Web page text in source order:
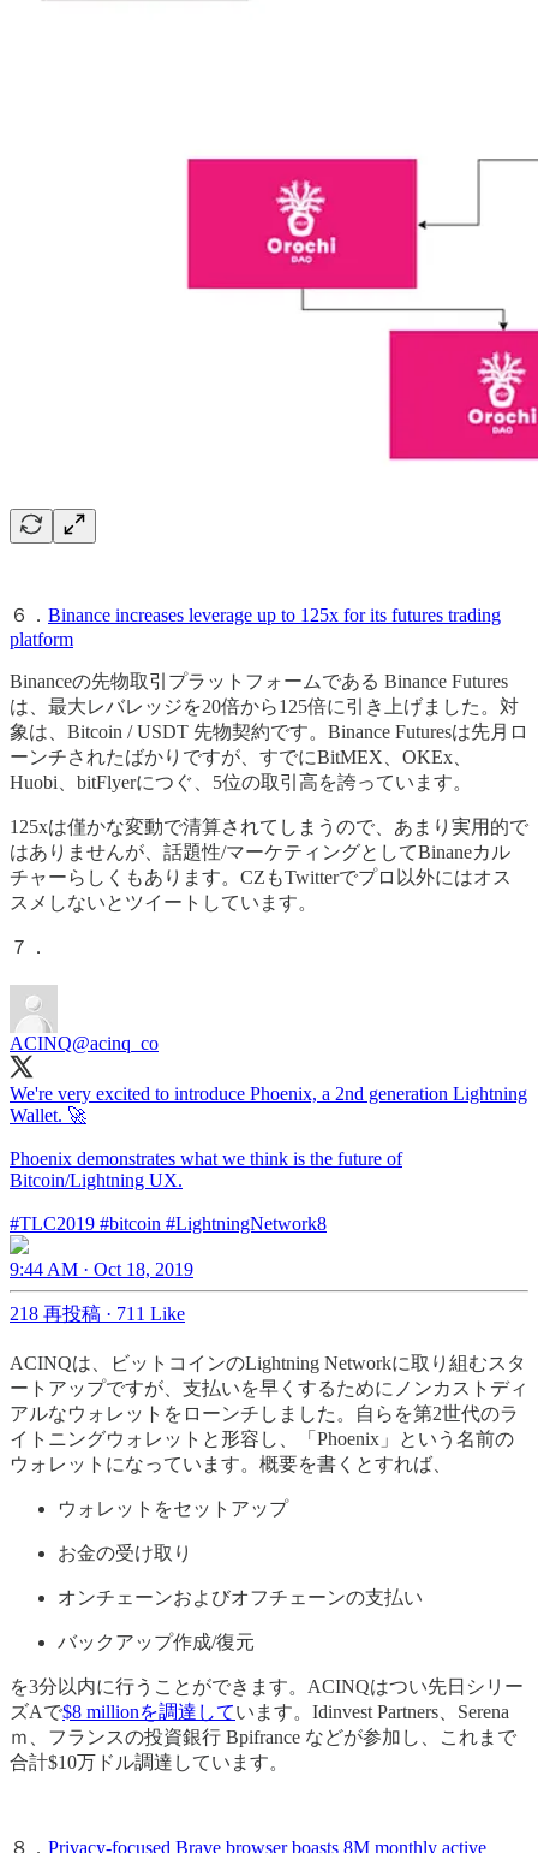
６． Binance increases leverage up to 125x for its futures trading
platform
Binanceの先物取引プラットフォームである Binance Futures
は、最大レバレッジを20倍から125倍に引き上げました。対
象は、Bitcoin / USDT 先物契約です。Binance Futuresは先月ロ
ーンチされたばかりですが、すでにBitMEX、OKEx、
Huobi、bitFlyerにつぐ、5位の取引高を誇っています。
125xは僅かな変動で清算されてしまうので、あまり実用的で
はありませんが、話題性/マーケティングとしてBinaneカル
チャーらしくもあります。CZもTwitterでプロ以外にはオス
スメしないとツイートしています。
７．
ACINQ@acinq_co
We're very excited to introduce Phoenix, a 2nd generation Lightning
Wallet. 🚀
Phoenix demonstrates what we think is the future of
Bitcoin/Lightning UX.
#TLC2019 #bitcoin #LightningNetwork8
9:44 AM · Oct 18, 2019
218 再投稿 · 711 Like
ACINQは、ビットコインのLightning Networkに取り組むスタ
ートアップですが、支払いを早くするためにノンカストディ
アルなウォレットをローンチしました。自らを第2世代のラ
イトニングウォレットと形容し、「Phoenix」という名前の
ウォレットになっています。概要を書くとすれば、
ウォレットをセットアップ
お金の受け取り
オンチェーンおよびオフチェーンの支払い
バックアップ作成/復元
を3分以内に行うことができます。ACINQはつい先日シリー
ズAで$8 millionを調達しています。Idinvest Partners、Serena
ｍ、フランスの投資銀行 Bpifrance などが参加し、これまで
合計$10万ドル調達しています。
８． Privacy-focused Brave browser boasts 8M monthly active